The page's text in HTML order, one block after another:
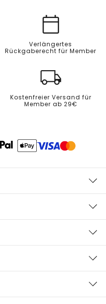
Verlängertes
Rückgaberecht für Member
Kostenfreier Versand für
Member ab 29€